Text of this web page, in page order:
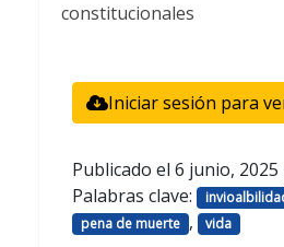
constitucionales
Iniciar sesión para
Publicado el 6 junio, 2025
Palabras clave:
pena de muerte , vida